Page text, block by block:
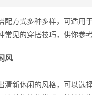
配方式多种多样，可适用
常见的穿搭技巧，供你参考
风
清新休闲的风格，可以选